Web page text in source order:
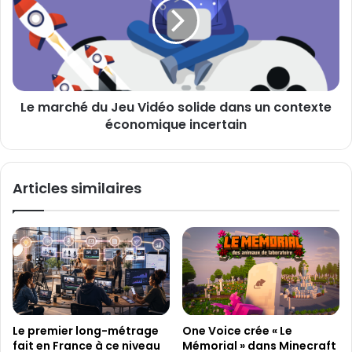
lk
S
W
e
,
i
s
e
r
a
a
a
d
i
o
s
o
l
i
e
Le marché du Jeu Vidéo solide dans un contexte
économique incertain
Articles similaires
Le premier long-métrage
fait en France à ce niveau
One Voice crée « Le
Mémorial » dans Minecraft